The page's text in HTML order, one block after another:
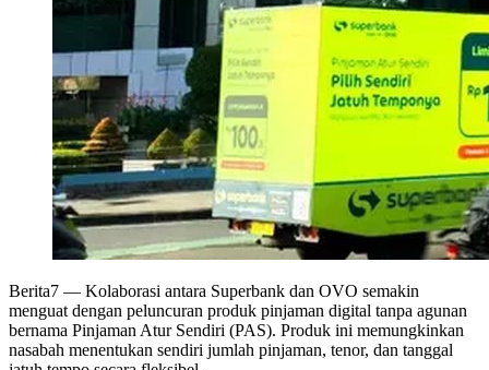
Berita7 — Kolaborasi antara Superbank dan OVO semakin
menguat dengan peluncuran produk pinjaman digital tanpa agunan
bernama Pinjaman Atur Sendiri (PAS). Produk ini memungkinkan
nasabah menentukan sendiri jumlah pinjaman, tenor, dan tanggal